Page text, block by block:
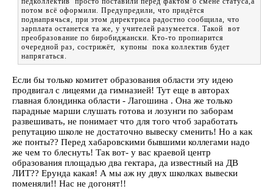
потом всё оформили. Предупредили, что придётся
поднапрячься, при этом директриса радостно сообщила, что
зарплата останется та же, у учителей разумеется. Такой вот
преобразование по биробиджански. Кто-то пропиарится
очередной раз, сострижёт, купоны пока коллектив будет
напрягаться.
Если бы только комитет образования области эту идею
продвигал с лицеями да гимназией! Тут еще в авторах
главная блондинка области - Лагошина . Она же только
парадные марши слушать готова и лозунги по заборам
развешивать, не понимает что для того чтоб заработать
репутацию школе не достаточно вывеску сменить! Но а как
же понты?? Перед хабаровскими бывшими коллегами надо
же чем то блеснуть! Так вот- у вас краевой центр
образования площадью два гектара, да известный на ДВ
ЛИТ?? Ерунда какая! А мы аж ну двух школках вывески
поменяли!! Нас не догонят!!